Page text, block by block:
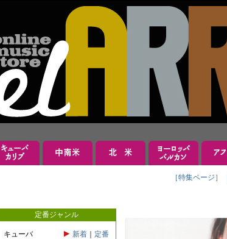
［特集ページ］
定番ジャンル
キューバ 新着
定番